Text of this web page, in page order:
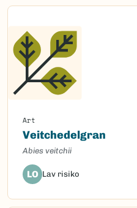
Art
Veitchedelgran
Abies veitchii
LO Lav risiko